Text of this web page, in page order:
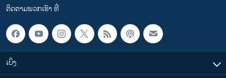
ຕິດຕາມພວກເຮົາ ທີ່
ເບິ່ງ